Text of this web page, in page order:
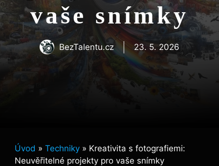
vaše snímky
BezTalentu.cz 23. 5. 2026
Úvod » Techniky » Kreativita s fotografiemi:
Neuvěřitelné projekty pro vaše snímky